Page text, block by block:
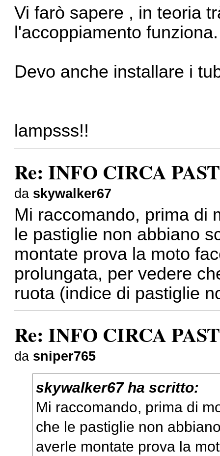
Vi farò sapere , in teoria
l'accoppiamento funziona.
Devo anche installare i
lampsss!!
Re: INFO CIRCA
da skywalker67
Mi raccomando, prima di
le pastiglie non abbiano
montate prova la moto
prolungata, per vedere
ruota (indice di pastiglie
Re: INFO CIRCA
da sniper765
skywalker67 ha scritto:
Mi raccomando, prima di
che le pastiglie non
averle montate prova la